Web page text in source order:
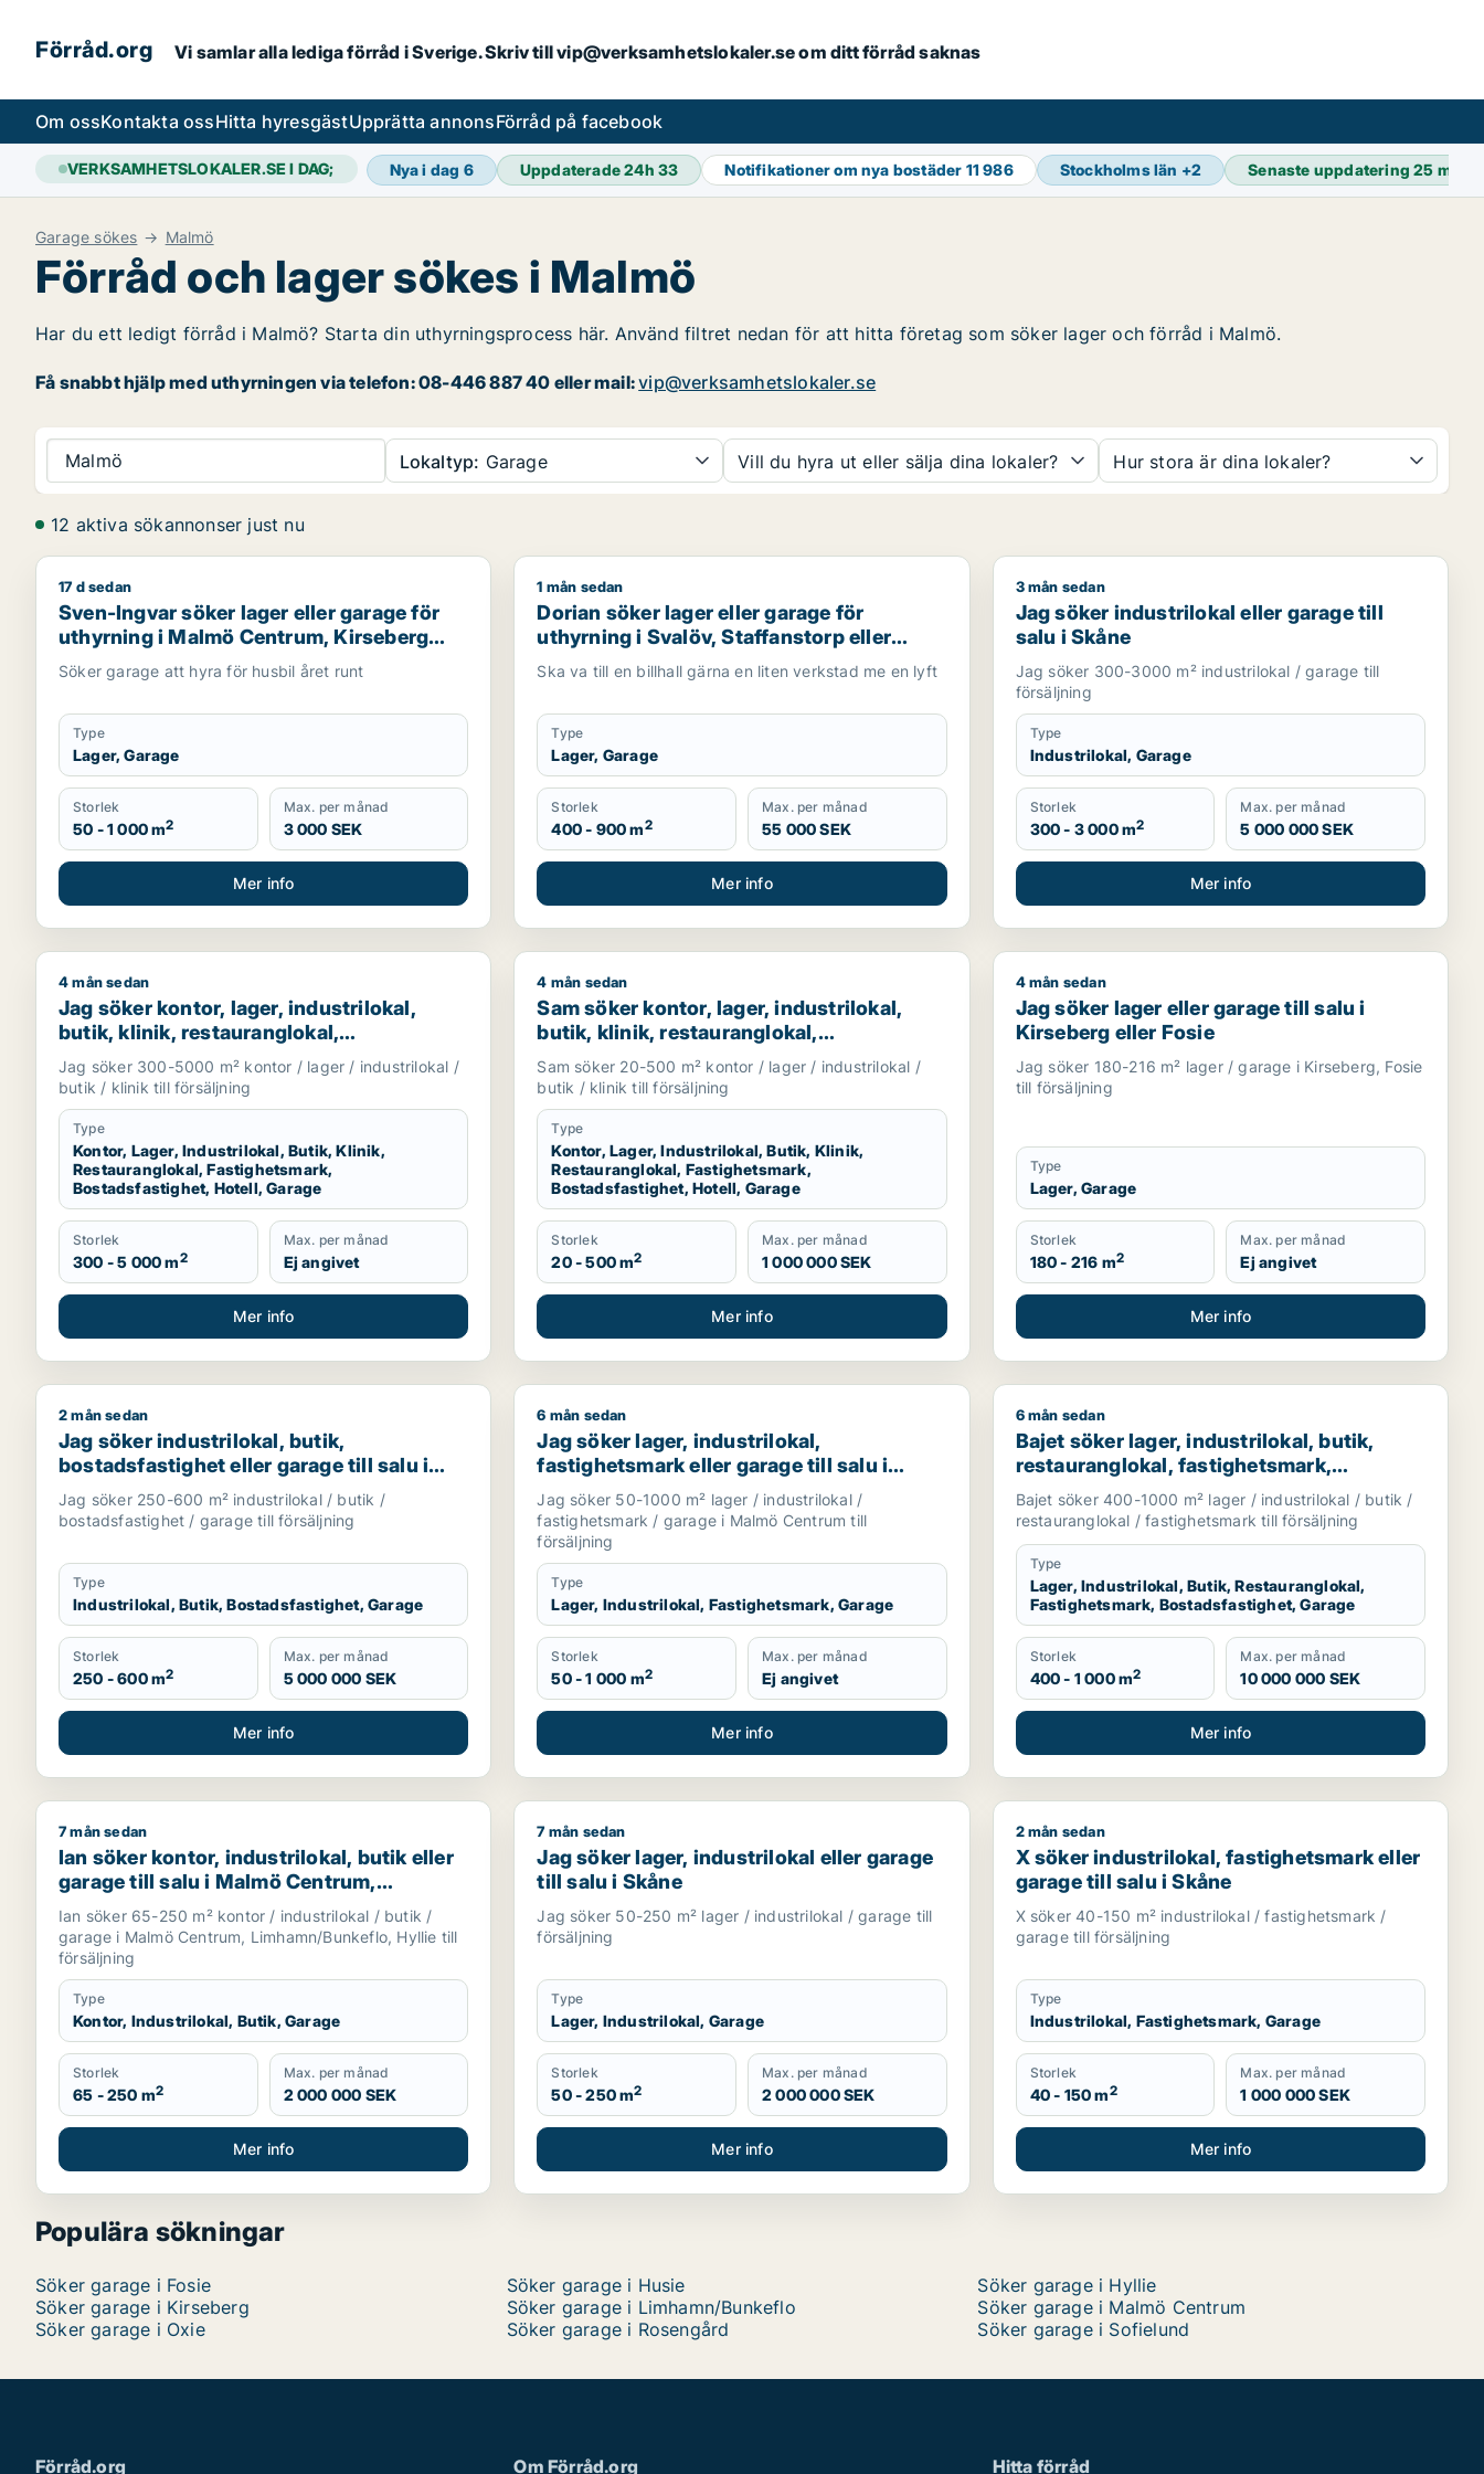
Förråd.org Vi samlar alla lediga förråd i Sverige. Skriv till vip@verksamhetslokaler.se om ditt förråd saknas
Om ossKontakta ossHitta hyresgästUpprätta annonsFörråd på facebook
VERKSAMHETSLOKALER.SE I DAG; Nya i dag 6 Uppdaterade 24h33 Notifikationer om nya bostäder 11 986 Stockholms län +2 Senaste uppdatering25 min
Garage sökes Malmö
Förråd och lager sökes i Malmö
Har du ett ledigt förråd i Malmö? Starta din uthyrningsprocess här. Använd filtret nedan för att hitta företag som söker lager och förråd i Malmö.
Få snabbt hjälp med uthyrningen via telefon: 08-446 887 40 eller mail:vip@verksamhetslokaler.se
Malmö Lokaltyp: Garage Vill du hyra ut eller sälja dina lokaler? Hur stora är dina lokaler?
12 aktiva sökannonser just nu
Sven-Ingvar söker lager eller garage för uthyrning i Malmö Centrum, Kirseberg eller Husie m.fl.
17 d sedan
Sven-Ingvar söker lager eller garage för
uthyrning i Malmö Centrum, Kirseberg
eller Husie m.fl.
Söker garage att hyra för husbil året runt
Type
Lager, Garage
Storlek
50 - 1 000 m2
Max. per månad
3 000 SEK
Mer info
Dorian söker lager eller garage för uthyrning i Svalöv, Staffanstorp eller Burlöv m.fl.
1 mån sedan
Dorian söker lager eller garage för
uthyrning i Svalöv, Staffanstorp eller
Burlöv m.fl.
Ska va till en billhall gärna en liten verkstad me en lyft
Type
Lager, Garage
Storlek
400 - 900 m2
Max. per månad
55 000 SEK
Mer info
Jag söker industrilokal eller garage till salu i Skåne
3 mån sedan
Jag söker industrilokal eller garage till
salu i Skåne
Jag söker 300-3000 m² industrilokal / garage till
försäljning
Type
Industrilokal, Garage
Storlek
300 - 3 000 m2
Max. per månad
5 000 000 SEK
Mer info
Jag söker kontor, lager, industrilokal, butik, klinik, restauranglokal, fastighetsmark, bostadsfastighet, hotell eller garage till salu i Malmö
4 mån sedan
Jag söker kontor, lager, industrilokal,
butik, klinik, restauranglokal,
fastighetsmark, bostadsfastighet, hotell
eller garage till salu i Malmö
Jag söker 300-5000 m² kontor / lager / industrilokal /
butik / klinik till försäljning
Type
Kontor, Lager, Industrilokal, Butik, Klinik,
Restauranglokal, Fastighetsmark,
Bostadsfastighet, Hotell, Garage
Storlek
300 - 5 000 m2
Max. per månad
Ej angivet
Mer info
Sam söker kontor, lager, industrilokal, butik, klinik, restauranglokal, fastighetsmark, bostadsfastighet, hotell
4 mån sedan
Sam söker kontor, lager, industrilokal,
butik, klinik, restauranglokal,
fastighetsmark, bostadsfastighet, hotell
eller garage till salu i Malmö
Sam söker 20-500 m² kontor / lager / industrilokal /
butik / klinik till försäljning
Type
Kontor, Lager, Industrilokal, Butik, Klinik,
Restauranglokal, Fastighetsmark,
Bostadsfastighet, Hotell, Garage
Storlek
20 - 500 m2
Max. per månad
1 000 000 SEK
Mer info
Jag söker lager eller garage till salu i Kirseberg eller
4 mån sedan
Jag söker lager eller garage till salu i
Kirseberg eller Fosie
Jag söker 180-216 m² lager / garage i Kirseberg, Fosie
till försäljning
Type
Lager, Garage
Storlek
180 - 216 m2
Max. per månad
Ej angivet
Mer info
Jag söker industrilokal, butik, bostadsfastighet eller garage till salu i Skåne
2 mån sedan
Jag söker industrilokal, butik,
bostadsfastighet eller garage till salu i
Skåne
Jag söker 250-600 m² industrilokal / butik /
bostadsfastighet / garage till försäljning
Type
Industrilokal, Butik, Bostadsfastighet, Garage
Storlek
250 - 600 m2
Max. per månad
5 000 000 SEK
Mer info
Jag söker lager, industrilokal, fastighetsmark eller garage till salu i Malmö Centrum
6 mån sedan
Jag söker lager, industrilokal,
fastighetsmark eller garage till salu i
Malmö Centrum
Jag söker 50-1000 m² lager / industrilokal /
fastighetsmark / garage i Malmö Centrum till
försäljning
Type
Lager, Industrilokal, Fastighetsmark, Garage
Storlek
50 - 1 000 m2
Max. per månad
Ej angivet
Mer info
Bajet söker lager, industrilokal, butik,
6 mån sedan
Bajet söker lager, industrilokal, butik,
restauranglokal, fastighetsmark,
bostadsfastighet eller garage till salu i
Lomma, Lund eller Malmö Centrum m.fl.
Bajet söker 400-1000 m² lager / industrilokal / butik /
restauranglokal / fastighetsmark till försäljning
Type
Lager, Industrilokal, Butik, Restauranglokal,
Fastighetsmark, Bostadsfastighet, Garage
Storlek
400 - 1 000 m2
Max. per månad
10 000 000 SEK
Mer info
Ian söker kontor, industrilokal, butik eller garage till salu i Malmö Centrum, Limhamn/Bunkeflo eller Hyllie
7 mån sedan
Ian söker kontor, industrilokal, butik eller
garage till salu i Malmö Centrum,
Limhamn/Bunkeflo eller Hyllie
Ian söker 65-250 m² kontor / industrilokal / butik /
garage i Malmö Centrum, Limhamn/Bunkeflo, Hyllie till
försäljning
Type
Kontor, Industrilokal, Butik, Garage
Storlek
65 - 250 m2
Max. per månad
2 000 000 SEK
Mer info
Jag söker lager, industrilokal eller garage till salu i Skåne
7 mån sedan
Jag söker lager, industrilokal eller garage
till salu i Skåne
Jag söker 50-250 m² lager / industrilokal / garage till
försäljning
Type
Lager, Industrilokal, Garage
Storlek
50 - 250 m2
Max. per månad
2 000 000 SEK
Mer info
X söker industrilokal, fastighetsmark eller garage till
2 mån sedan
X söker industrilokal, fastighetsmark eller
garage till salu i Skåne
X söker 40-150 m² industrilokal / fastighetsmark /
garage till försäljning
Type
Industrilokal, Fastighetsmark, Garage
Storlek
40 - 150 m2
Max. per månad
1 000 000 SEK
Mer info
Populära sökningar
Söker garage i Fosie Söker garage i Husie
Söker garage i Hyllie
Söker garage i Kirseberg
Söker garage i Limhamn/Bunkeflo
Söker garage i Malmö Centrum
Söker garage i Oxie
Söker garage i Rosengård Söker garage i Sofielund
Förråd.org Om Förråd.org Hitta förråd